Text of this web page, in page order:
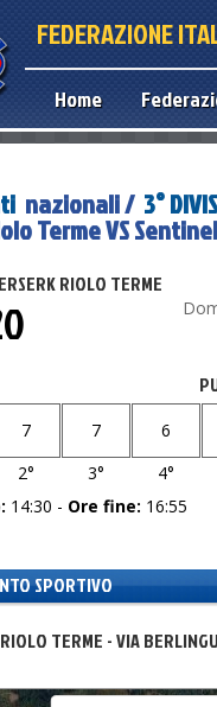
FEDERAZIONE
Home
nazionali / 3°
Terme VS
RIOLO TERME
7 7
6
2° 3° 4°
14:30 - Ore fine: 16:55
SPORTIVO
TERME - VIA